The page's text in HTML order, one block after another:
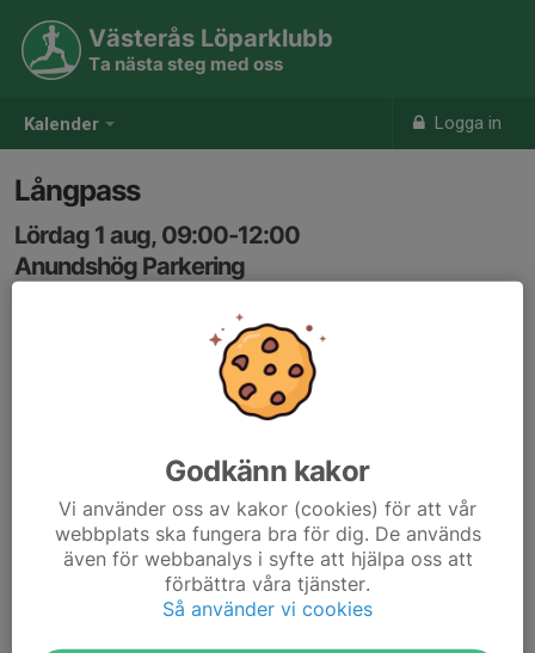
Kalender Logga in
Västerås Löparklubb
Ta nästa steg med oss
Långpass
Lördag 1 aug, 09:00-12:00
Anundshög Parkering
ca 20-30km i 6 min/km fart
Godkänn kakor
Vi använder oss av kakor (cookies) för att vår
webbplats ska fungera bra för dig. De används
även för webbanalys i syfte att hjälpa oss att
förbättra våra tjänster.
Så använder vi cookies